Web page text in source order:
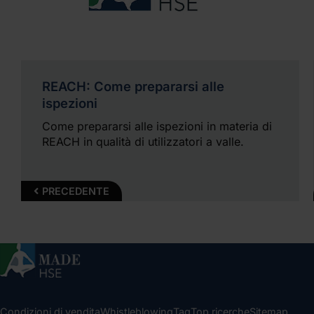
REACH: Come prepararsi alle
ispezioni
Come prepararsi alle ispezioni in materia di
REACH in qualità di utilizzatori a valle.
PRECEDENTE